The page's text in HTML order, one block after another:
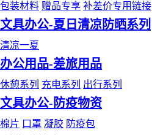
包装材料 赠品专享 补差价专用链接
文具办公-夏日清凉防晒系列
清凉一夏
办公用品-差旅用品
休憩系列 充电系列 出行系列
文具办公-防疫物资
棉片 口罩 凝胶 防疫包